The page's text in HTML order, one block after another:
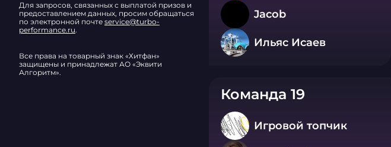
Для запросов, связанных с выплатой призов и
предоставлением данных, просим обращаться
по электронной почте service@turbo-
performance.ru.
Все права на товарный знак «Хитфан»
защищены и принадлежат АО «Эквити
Алгоритм».
Jacob
Ильяс Исаев
Команда 19
Игровой топчик